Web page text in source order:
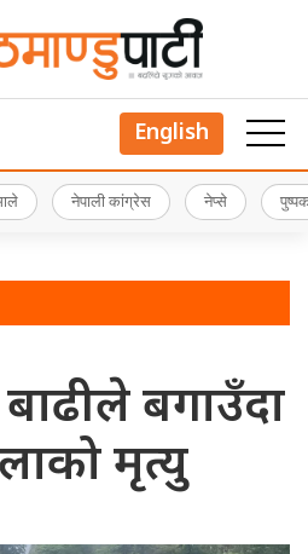
English
नेपाली कांग्रेस नेप्से
बगाउँदा
मृत्यु